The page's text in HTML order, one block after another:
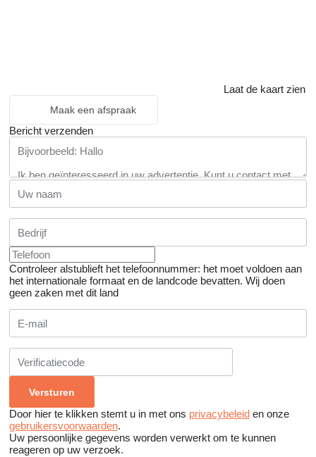
Laat de kaart zien
Maak een afspraak
Bericht verzenden
Controleer alstublieft het telefoonnummer: het moet voldoen aan
het internationale formaat en de landcode bevatten. Wij doen
geen zaken met dit land
Door hier te klikken stemt u in met ons privacybeleid en onze
gebruikersvoorwaarden.
Uw persoonlijke gegevens worden verwerkt om te kunnen
reageren op uw verzoek.